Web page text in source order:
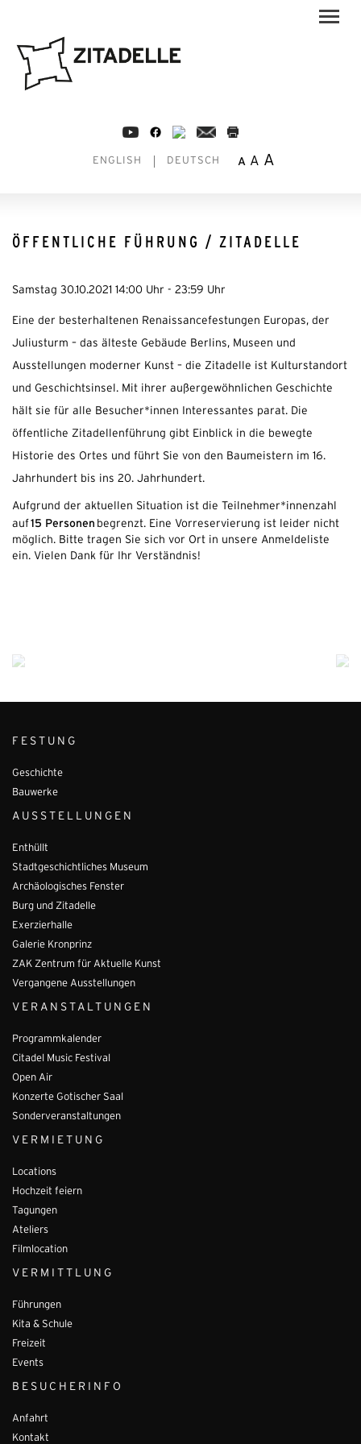
ENGLISH DEUTSCH A A A
ÖFFENTLICHE FÜHRUNG / ZITADELLE
Samstag 30.10.2021 14:00 Uhr - 23:59 Uhr
Eine der besterhaltenen Renaissancefestungen Europas, der
Juliusturm – das älteste Gebäude Berlins, Museen und
Ausstellungen moderner Kunst – die Zitadelle ist Kulturstandort
und Geschichtsinsel. Mit ihrer außergewöhnlichen Geschichte
hält sie für alle Besucher*innen Interessantes parat. Die
öffentliche Zitadellenführung gibt Einblick in die bewegte
Historie des Ortes und führt Sie von den Baumeistern im 16.
Jahrhundert bis ins 20. Jahrhundert.
Aufgrund der aktuellen Situation ist die Teilnehmer*innenzahl
auf 15 Personen begrenzt. Eine Vorreservierung ist leider nicht
möglich. Bitte tragen Sie sich vor Ort in unsere Anmeldeliste
ein. Vielen Dank für Ihr Verständnis!
FESTUNG
Geschichte
Bauwerke
AUSSTELLUNGEN
Enthüllt
Stadtgeschichtliches Museum
Archäologisches Fenster
Burg und Zitadelle
Exerzierhalle
Galerie Kronprinz
ZAK Zentrum für Aktuelle Kunst
Vergangene Ausstellungen
VERANSTALTUNGEN
Programmkalender
Citadel Music Festival
Open Air
Konzerte Gotischer Saal
Sonderveranstaltungen
VERMIETUNG
Locations
Hochzeit feiern
Tagungen
Ateliers
Filmlocation
VERMITTLUNG
Führungen
Kita & Schule
Freizeit
Events
BESUCHERINFO
Anfahrt
Kontakt